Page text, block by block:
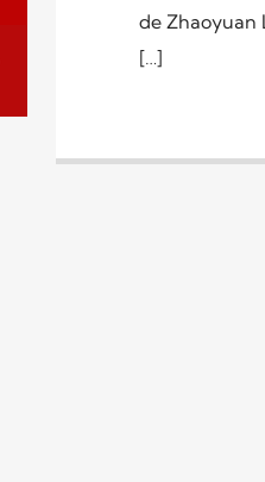
de Zhaoyuan
[…]